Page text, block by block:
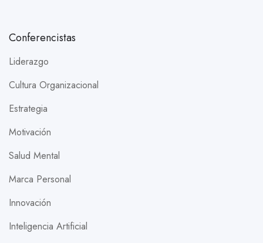
Conferencistas
Liderazgo
Cultura Organizacional
Estrategia
Motivación
Salud Mental
Marca Personal
Innovación
Inteligencia Artificial